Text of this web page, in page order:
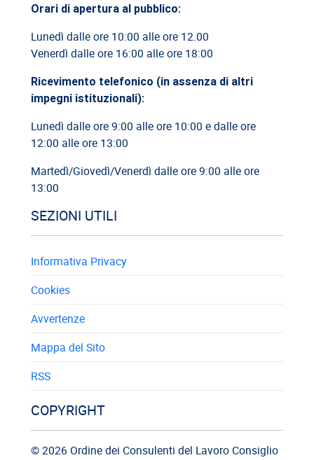
03/06/2026
Cassazione: rischi relativi alla informazione-formazione
Orari di apertura al pubblico:
Lunedì dalle ore 10:00 alle ore 12.00
Venerdì dalle ore 16:00 alle ore 18:00
Ricevimento telefonico (in assenza di altri
impegni istituzionali):
Lunedì dalle ore 9:00 alle ore 10:00 e dalle ore
12:00 alle ore 13:00
Martedì/Giovedì/Venerdì dalle ore 9:00 alle ore
13:00
SEZIONI UTILI
Informativa Privacy
Cookies
Avvertenze
Mappa del Sito
RSS
COPYRIGHT
© 2026 Ordine dei Consulenti del Lavoro Consiglio